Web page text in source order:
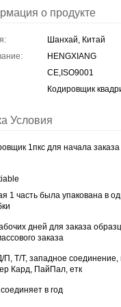
о продукте
Шанхай, Китай
HENGXIANG
CE,ISO9001
Кодировщик
Условия
1пкс для начала заказа
1 часть была упакована в
дней для заказа
заказа
П, Т/Т, западное соединение,
Кард, ПайПал, етк
в год